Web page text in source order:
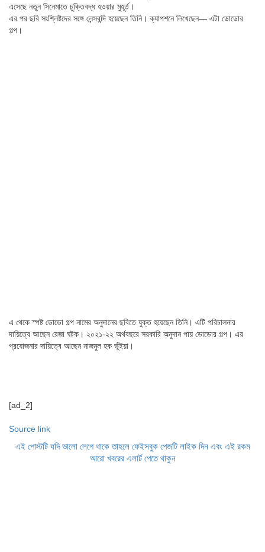
এসেছে নতুন সিনেমাতে চুক্তিবদ্ধ হওয়ার মুহূর্ত।
এর পর ছবি সংশ্লিষ্টদের সঙ্গে লেন্সবন্দি হয়েছেন তিনি। ক্যাপশনে লিখেছেন— এটা ডোডোর
গল্প।
এ থেকে স্পষ্ট ডোডো গল্প নামের অনুদানের ছবিতে যুক্ত হয়েছেন তিনি। এটি পরিচালনার
দায়িত্বে আছেন রেজা ঘটক। ২০২১-২২ অর্থবছরে সরকারি অনুদান পায় ডোডোর গল্প। এর
প্রযোজনার দায়িত্বে আছেন নাজমুল হক ভূঁইয়া।
[ad_2]
Source link
এই পোস্টটি যদি ভালো লেগে থাকে তাহলে ফেইসবুক পেজটি লাইক দিন এবং এই রকম
আরো খবরের এলার্ট পেতে থাকুন